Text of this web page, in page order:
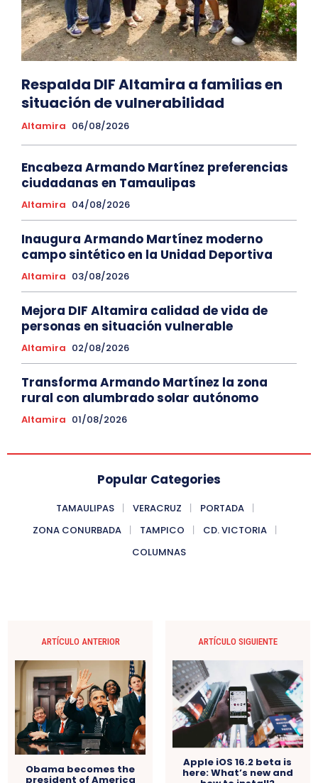
Respalda DIF Altamira a familias en
situación de vulnerabilidad
Altamira 06/08/2026
Encabeza Armando Martínez preferencias
ciudadanas en Tamaulipas
Altamira 04/08/2026
Inaugura Armando Martínez moderno
campo sintético en la Unidad Deportiva
Altamira 03/08/2026
Mejora DIF Altamira calidad de vida de
personas en situación vulnerable
Altamira 02/08/2026
Transforma Armando Martínez la zona
rural con alumbrado solar autónomo
Altamira 01/08/2026
Popular Categories
TAMAULIPAS VERACRUZ
PORTADA
ZONA CONURBADA
TAMPICO
CD. VICTORIA
COLUMNAS
ARTÍCULO ANTERIOR
Obama becomes the
president of America
ARTÍCULO SIGUIENTE
Apple iOS 16.2 beta is
here: What’s new and